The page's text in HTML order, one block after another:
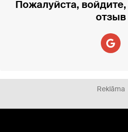
Пожалуйста,
отзыв
Reklāma